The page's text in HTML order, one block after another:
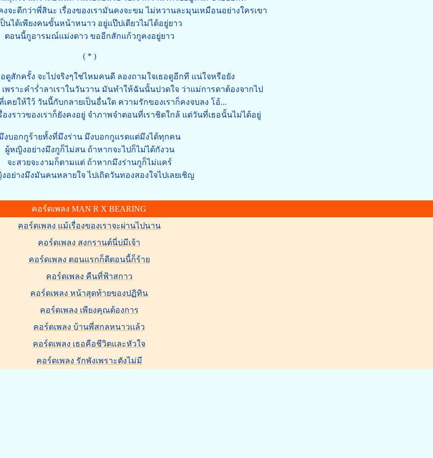
จะดีกว่าพี่สินะ เรื่องของเรามันคงจะขม ไม่หวานละมุนเหมือนอย่างใครเขา
ป็นได้เพียงคนขั้นหน้าหนาว อยู่แป๊ปเดียวไม่ได้อยู่ยาว
ตอนนี้กูอารมณ์แม่งดาว ขออีกสักแก้วกูคงอยู่ยาว
( * )
ดูสักครั้ง จะไปจริงๆใช่ไหมคนดี ลองถามใจเธอดูอีกที แน่ใจหรือยัง
พราะคำร่ำลาเราในวันวาน มันทำให้ฉันนั้นปวดใจ ว่าแม่การดาต้องจากไป
ยให้ใว้ วันนี้กับกลายเป็นอื่นใด ความรักของเราก็คงจบลง โอ้...
องราวของเราก็ยังคงอยู่ จำภาพจำตอนที่เราชิดใกล้ แต่วันที่เธอนั้นไม่ได้อยู่
งบอกกูร้ายทั้งที่มึงร่าน มึงบอกกูแรดแต่มึงได้ทุกคน
ผู้หญิงอย่างมึงกูก็ไม่สน ถ้าหากจะไปก็ไม่ได้กังวน
จะสวยจะงามก็ตามแต่ ถ้าหากมึงร่านกูก็ไม่แคร์
อย่างมึงมันคนหลายใจ ไปเถิดวันทองสองใจไปเลยเชิญ
คอร์ดเพลง MAN R X BEARING
คอร์ดเพลง แม้เรื่องของเราจะผ่านไปนาน
คอร์ดเพลง สงกรานต์นี่บ่มีเจ้า
คอร์ดเพลง ตอนแรกก็ดีตอนนี้ก็ร้าย
คอร์ดเพลง คืนที่ฟ้าสกาว
คอร์ดเพลง หน้าสุดท้ายของปฏิทิน
คอร์ดเพลง เพียงคุณต้องการ
คอร์ดเพลง บ้านพี่สกลหนาวเเล้ว
คอร์ดเพลง เธอคือชีวิตและหัวใจ
คอร์ดเพลง รักพังเพราะตังไม่มี